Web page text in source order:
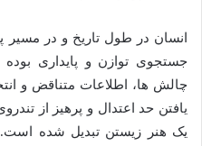
انسان در طول تاریخ و در مسیر
جستجوی توازن و پایداری
چالش ها، اطلاعات متناقض و
یافتن حد اعتدال و پرهیز از
یک هنر زیستن تبدیل شده است.